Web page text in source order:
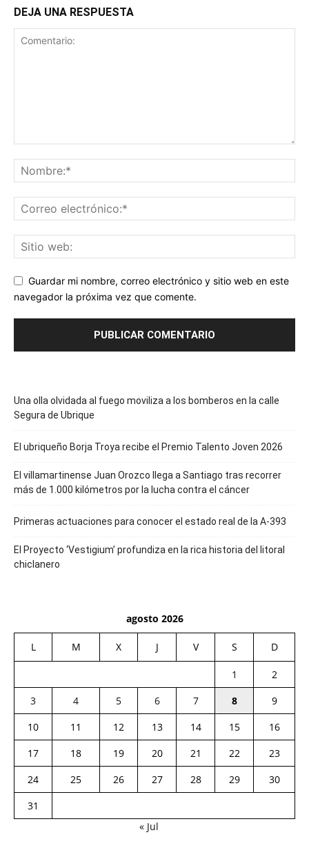
DEJA UNA RESPUESTA
Guardar mi nombre, correo electrónico y sitio web en este
navegador la próxima vez que comente.
Una olla olvidada al fuego moviliza a los bomberos en la calle
Segura de Ubrique
El ubriqueño Borja Troya recibe el Premio Talento Joven 2026
El villamartinense Juan Orozco llega a Santiago tras recorrer
más de 1.000 kilómetros por la lucha contra el cáncer
Primeras actuaciones para conocer el estado real de la A-393
El Proyecto ‘Vestigium’ profundiza en la rica historia del litoral
chiclanero
agosto 2026
L M X J V S D
1
2
3
4 5 6 7 8
9
10
11 12 13 14 15
16
17
18 19 20 21 22
23
24
25 26 27 28 29
30
31
« Jul